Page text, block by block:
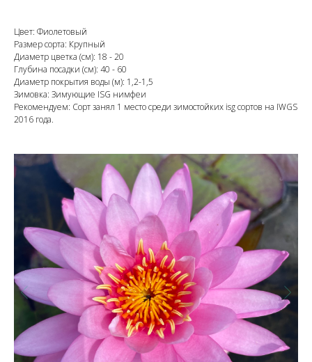
Цвет: Фиолетовый
Размер сорта: Крупный
Диаметр цветка (см): 18 - 20
Глубина посадки (см): 40 - 60
Диаметр покрытия воды (м): 1,2-1,5
Зимовка: Зимующие ISG нимфеи
Рекомендуем: Сорт занял 1 место среди зимостойких isg сортов на IWGS
2016 года.